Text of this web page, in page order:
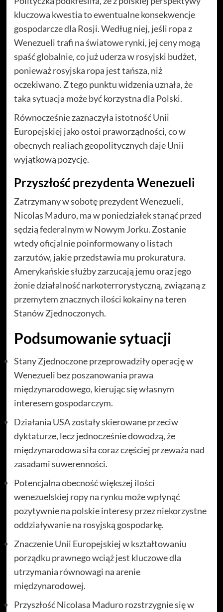
kluczowa kwestia to ewentualne konsekwencje
gospodarcze dla Rosji. Według niej, jeśli ropa z
Wenezueli trafi na światowe rynki, jej ceny mogą
spaść globalnie, co już uderza w rosyjski budżet,
ponieważ rosyjska ropa jest tańsza, niż
oczekiwano. Z tego punktu widzenia uznała, że
taka sytuacja może być korzystna dla Polski.
Równocześnie zaznaczyła istotność Unii
Europejskiej jako ostoi praworządności, co w
obecnych realiach geopolitycznych daje Unii
wyjątkową pozycję.
Przyszłość prezydenta Wenezueli
Zatrzymany w sobotę prezydent Wenezueli,
Nicolas Maduro, ma w poniedziałek stanąć przed
sędzią federalnym w Nowym Jorku. Zostanie
wtedy oficjalnie poinformowany o listach
zarzutów, jakie przedstawia mu prokuratura.
Amerykańskie służby zarzucają jemu oraz jego
żonie działalność narkoterrorystyczną, związaną z
przemytem znacznych ilości kokainy na teren
Stanów Zjednoczonych.
Podsumowanie sytuacji
Stany Zjednoczone przeprowadziły operację w
Wenezueli bez poszanowania prawa
międzynarodowego, kierując się własnym
interesem gospodarczym.
Działania USA zostały skierowane przeciw
dyktaturze, lecz jednocześnie dowodzą, że
międzynarodowa siła coraz częściej przeważa nad
zasadami suwerenności.
Potencjalna obecność większej ilości
wenezuelskiej ropy na rynku może wpłynąć
pozytywnie na polskie interesy przez niekorzystne
oddziaływanie na rosyjską gospodarkę.
Znaczenie Unii Europejskiej w kształtowaniu
porządku prawnego wciąż jest kluczowe dla
utrzymania równowagi na arenie
międzynarodowej.
Przyszłość Nicolasa Maduro rozstrzygnie się w